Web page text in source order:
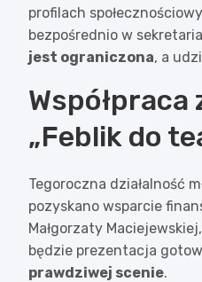
profilach
bezpośrednio w
jest ograniczona, a
„Feblik do
Tegoroczna działalność
pozyskano wsparcie
Małgorzaty
będzie prezentacja
prawdziwej scenie.